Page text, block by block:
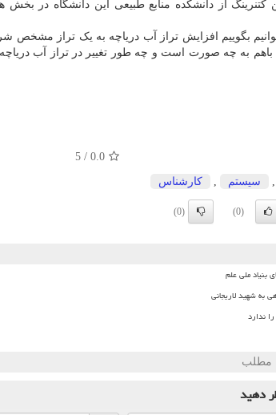
کتنرینگ از دانشکده منابع طبیعی این دانشگاه در بخش
بگوییم افزایش تراز آب دریاچه به یک تراز مشخص
باهم به چه صورت است و چه طور تغییر در تراز آب
0.0
/
5
سیستم كارشناس
(0)
(0)
ملی علم
به شهید لاریجانی
مطلب
دهید